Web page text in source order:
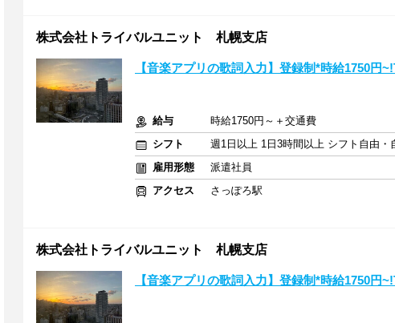
株式会社トライバルユニット 札幌支店
【音楽アプリの歌詞入力】登録制*時給1750
給与
時給1750円～＋交通費
シフト
週1日以上 1日3時間以上 シフト自由・
雇用形態
派遣社員
アクセス
さっぽろ駅
株式会社トライバルユニット 札幌支店
【音楽アプリの歌詞入力】登録制*時給1750